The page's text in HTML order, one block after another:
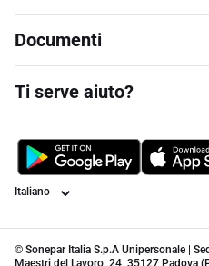
Documenti
Ti serve aiuto?
Lingua
© Sonepar Italia S.p.A Unipersonale |
Maestri del Lavoro, 24, 35127 Padova